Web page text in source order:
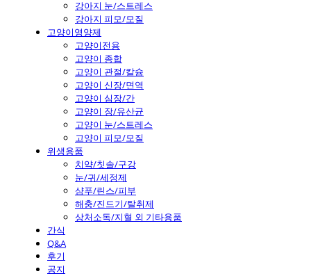
강아지 눈/스트레스
강아지 피모/모질
고양이영양제
고양이전용
고양이 종합
고양이 관절/칼슘
고양이 신장/면역
고양이 심장/간
고양이 장/유산균
고양이 눈/스트레스
고양이 피모/모질
위생용품
치약/칫솔/구강
눈/귀/세정제
샴푸/린스/피부
해충/진드기/탈취제
상처소독/지혈 외 기타용품
간식
Q&A
후기
공지